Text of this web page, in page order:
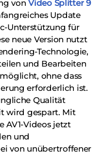
vonVideo Splitter 9
Update
Unterstützung für
neue Version nutzt
Technologie,
und Bearbeiten
ohne dass
erforderlich ist.
Qualität
wird gespart. Mit
AV1-Videos jetzt
und
von unübertroffener